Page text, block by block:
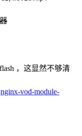
，这显然不够清
nginx-vod-module-